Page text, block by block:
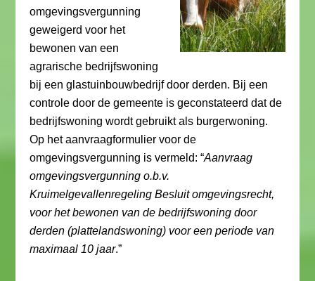
omgevingsvergunning
geweigerd voor het
bewonen van een
agrarische bedrijfswoning
bij een glastuinbouwbedrijf door derden. Bij een
controle door de gemeente is geconstateerd dat de
bedrijfswoning wordt gebruikt als burgerwoning.
Op het aanvraagformulier voor de
omgevingsvergunning is vermeld: “Aanvraag
omgevingsvergunning o.b.v.
Kruimelgevallenregeling Besluit omgevingsrecht,
voor het bewonen van de bedrijfswoning door
derden (plattelandswoning) voor een periode van
maximaal 10 jaar.”